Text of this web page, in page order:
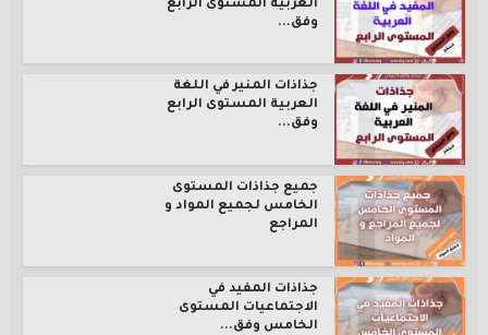
العربية المستوى الرابع
وفق...
جذاذات المنير في اللغة
العربية المستوى الرابع
وفق...
جميع جذاذات المستوى
الخامس لجميع المواد و
المراجع
جذاذات المفيد في
الاجتماعيات المستوى
الخامس وفق...